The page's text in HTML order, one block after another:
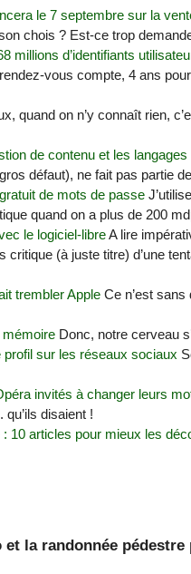
le 7 septembre sur la
chois ? Est-ce trop
millions d’identifiants
vous compte, 4 ans
quand on n’y connaît rien,
de contenu et les
défaut), ne fait pas partie
de mots de passe
quand on a plus de 200
le logiciel-libreA lire
(à juste titre) d’une
trembler AppleCe n’est sans
Donc, notre cerveau
sur les réseaux sociaux
invités à changer leurs
qu’ils disaient !
: 10 articles pour mieux les
la randonnée